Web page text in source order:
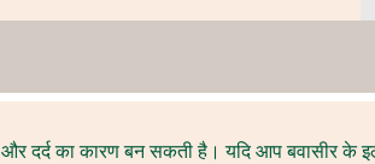
और दर्द का कारण बन सकती है। यदि आप बवासीर